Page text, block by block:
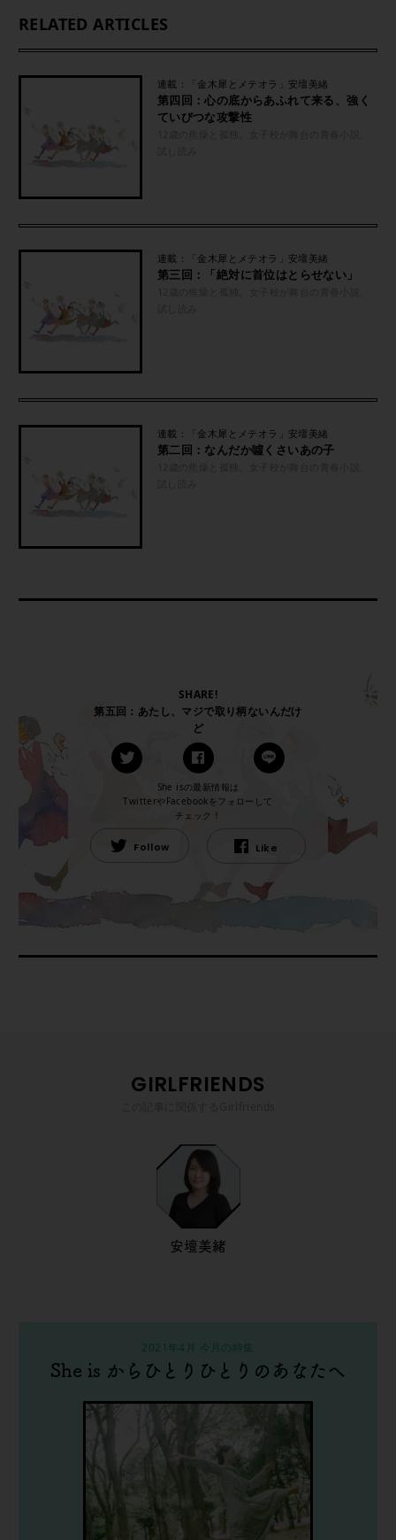
RELATED ARTICLES
連載：「金木犀とメテオラ」安壇美緒
第四回：心の底からあふれて来る、強く
ていびつな攻撃性
連載：「金木犀とメテオラ」安壇美緒
第三回：「絶対に首位はとらせない」
連載：「金木犀とメテオラ」安壇美緒
第二回：なんだか噓くさいあの子
SHARE!
第五回：あたし、マジで取り柄ないんだけ
ど
She isの最新情報は
TwitterやFacebookをフォローして
チェック！
Follow Like
GIRLFRIENDS
安壇美緒
2021年4月 今月の特集
She is からひとりひとりのあなたへ